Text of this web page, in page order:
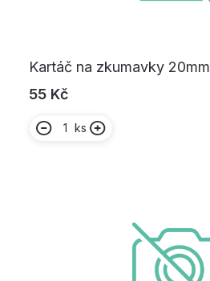
Kartáč na zkumavky 20mm
55 Kč
ks